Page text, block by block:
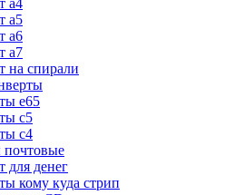
а4
а5
а6
а7
на спирали
е65
с5
с4
для денег
кому куда стрип